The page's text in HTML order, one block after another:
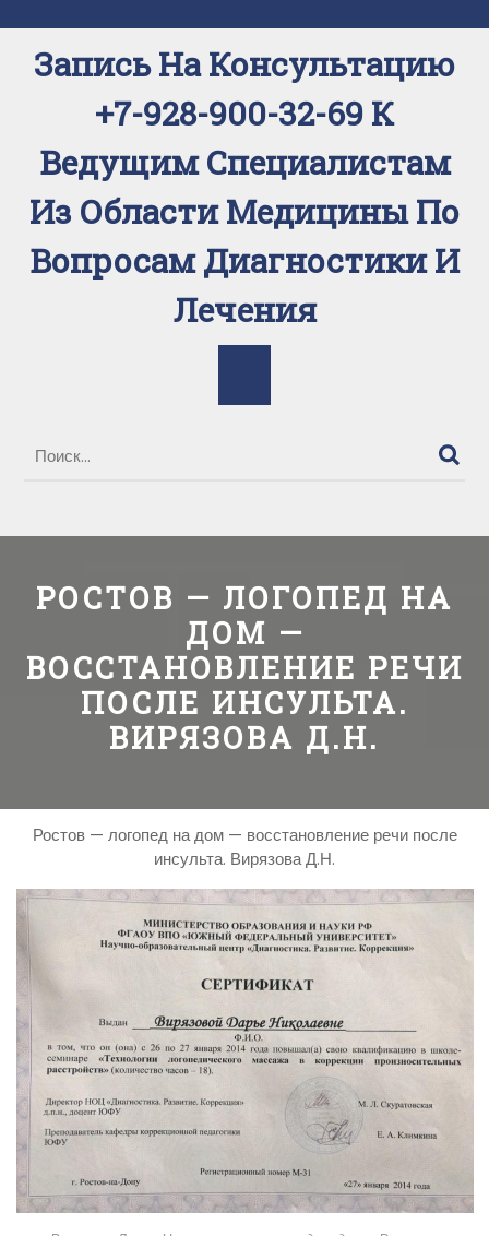
к
содержимому
Запись На Консультацию
+7-928-900-32-69 К
Ведущим Специалистам
Из Области Медицины По
Вопросам Диагностики И
Лечения
РОСТОВ — ЛОГОПЕД НА
ДОМ —
ВОССТАНОВЛЕНИЕ РЕЧИ
ПОСЛЕ ИНСУЛЬТА.
ВИРЯЗОВА Д.Н.
Ростов — логопед на дом — восстановление речи после
инсульта. Вирязова Д.Н.